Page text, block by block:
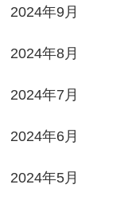
2024年9月
2024年8月
2024年7月
2024年6月
2024年5月